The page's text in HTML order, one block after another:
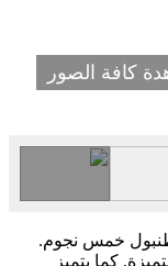
كافة الصور
خمس نجوم.
كما يتميز